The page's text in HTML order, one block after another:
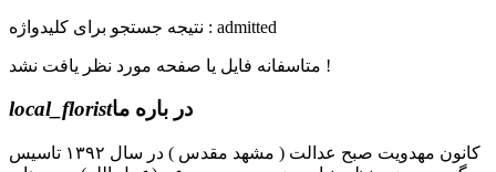
نتیجه جستجو برای کلیدواژه : admitted
متاسفانه فایل یا صفحه مورد نظر یافت نشد !
local_floristدر باره ما
کانون مهدویت صبح عدالت ( مشهد مقدس ) در سال ۱۳۹۲ تاسیس